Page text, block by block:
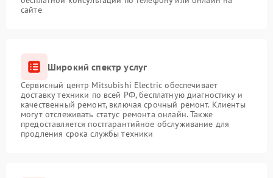
сайте
Широкий спектр услуг
Сервисный центр Mitsubishi Electric обеспечивает
доставку техники по всей РФ, бесплатную диагностику и
качественный ремонт, включая срочный ремонт. Клиенты
могут отслеживать статус ремонта онлайн. Также
предоставляется постгарантийное обслуживание для
продления срока службы техники